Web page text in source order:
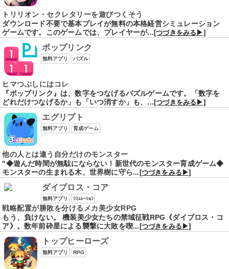
トリリオン・セクレタリーを遊びつくそう
ダウンロード不要で基本プレイが無料の本格経営シミュレーション
ゲームです。このゲームでは、プレイヤーが...[つづきをみる▶]
ポップリンク
無料アプリ パズル
ヒマつぶしにはコレ
『ポップリンク』は、数字をつなげるパズルゲームです。「数字を
どれだけつなげるか」も「いつ消すか」も、...[つづきをみる▶]
エグリプト
無料アプリ 育成ゲーム
他の人とは違う自分だけのモンスター
"◆遊んだ時間が無駄にならない！新世代のモンスター育成ゲーム◆
モンスターの生まれる木、世界樹に守ら... [つづきをみる▶]
ダイブロス・コア
無料アプリ ｼﾐｭﾚｰｼｮﾝ
戦略配置が勝敗を分けるメカ美少女RPG
もう、負けない。 機装美少女たちの禁域征戦RPG《ダイブロス・コ
ア》。数年前砕星による襲撃に大敗を喫... [つづきをみる▶]
トップヒーローズ
無料アプリ RPG